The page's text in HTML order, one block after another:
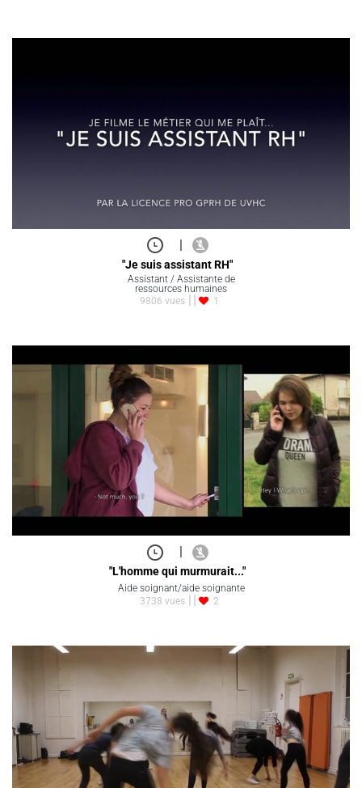
|
"Je suis assistant RH"
Assistant / Assistante de
ressources humaines
9806 vues
1
|
"L'homme qui murmurait..."
Aide soignant/aide soignante
3738 vues
2